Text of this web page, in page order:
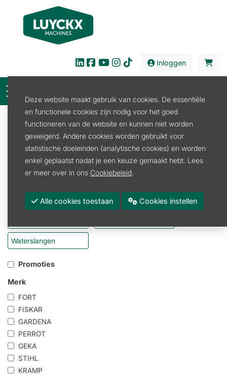
Inloggen
Filter
Verkoop Beregeningstechniek
Beregeningstechniek
Pistool Toebehoren
Waterslangen
Promoties
Merk
FORT
FISKAR
GARDENA
PERROT
GEKA
STIHL
KRAMP
Deze website maakt gebruik van cookies. De essentiële
en functionele cookies zijn nodig voor het goed
functioneren van de website en kunnen niet worden
geweigerd. Andere cookies worden gebruikt voor
statistische doeleinden (analytische cookies) en worden
enkel geplaatst nadat je een keuze gemaakt hebt. Lees
er meer over in ons Cookiebeleid.
Alle cookies toestaan Cookies instellen